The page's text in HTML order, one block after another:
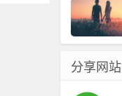
分享网站